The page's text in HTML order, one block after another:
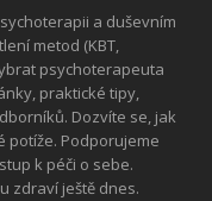
a duševním
metod (KBT,
psychoterapeuta
praktické tipy,
Dozvíte se, jak
potíže. Podporujeme
k péči o sebe.
zdraví ještě dnes.